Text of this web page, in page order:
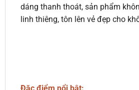
dáng thanh thoát, sản phẩm
linh thiêng, tôn lên vẻ đẹp cho
Đặc điểm nổi bật: